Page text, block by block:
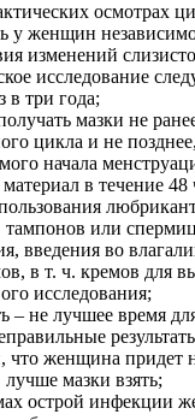
осмотрах
у женщин
изменений
исследование
в три года;
мазки не
цикла и не
начала
материал в течение
или
введения во
в т. ч. кремов для
исследования;
– не лучшее время
что женщина придет
лучше мазки взять;
острой инфекции